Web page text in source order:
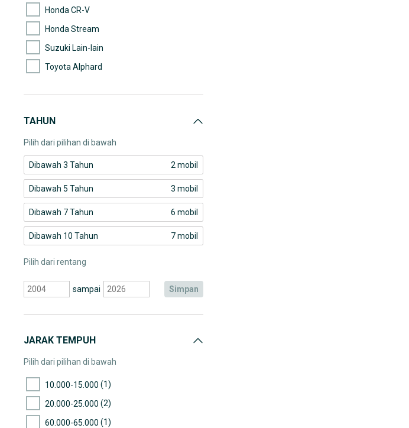
Honda CR-V
Honda Stream
Suzuki Lain-lain
Toyota Alphard
TAHUN
Pilih dari pilihan di bawah
Dibawah 3 Tahun 2 mobil
Dibawah 5 Tahun 3 mobil
Dibawah 7 Tahun 6 mobil
Dibawah 10 Tahun 7 mobil
Pilih dari rentang
sampai simpan
JARAK TEMPUH
Pilih dari pilihan di bawah
10.000-15.000 (1)
20.000-25.000 (2)
60.000-65.000 (1)